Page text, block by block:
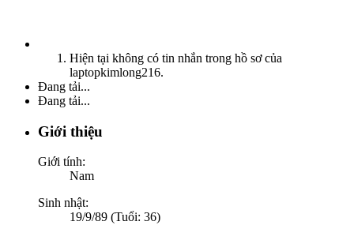
Hiện tại không có tin nhắn trong hồ sơ của
laptopkimlong216.
Đang tải...
Đang tải...
Giới thiệu
Giới tính:
Nam
Sinh nhật:
19/9/89 (Tuổi: 36)